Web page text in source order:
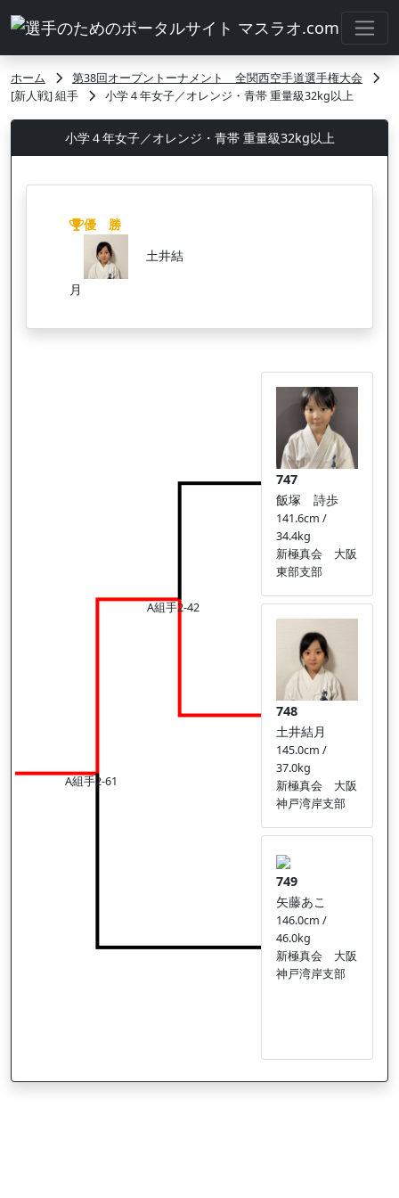
ホーム
第38回オープントーナメント 全関西空手道選手権大会
[新人戦] 組手
小学４年女子／オレンジ・青帯 重量級32kg以上
小学４年女子／オレンジ・青帯 重量級32kg以上
優 勝
土井結
月
A組手2-61
A組手2-42
747
飯塚 詩歩
141.6cm /
34.4kg
新極真会 大阪
東部支部
748
土井結月
145.0cm /
37.0kg
新極真会 大阪
神戸湾岸支部
749
矢藤あこ
146.0cm /
46.0kg
新極真会 大阪
神戸湾岸支部